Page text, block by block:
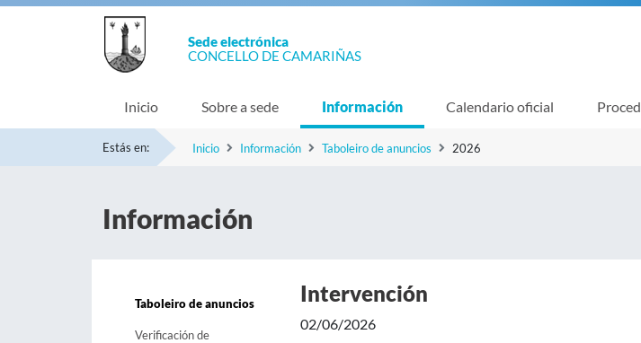
Sede electrónica
CONCELLO DE CAMARIÑAS
Inicio Sobre a sede Información Calendario oficial
Estás en: Inicio Información Taboleiro de anuncios 2026
Información
Taboleiro de anuncios
Verificación de
Intervención
02/06/2026